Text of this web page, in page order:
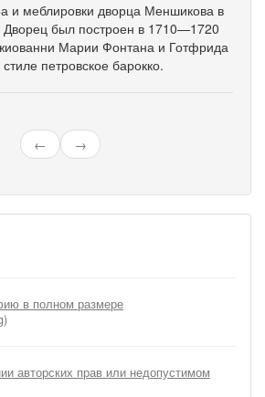
и меблировки дворца Меншикова в
Дворец был построен в 1710—1720
Марии Фонтана и Готфрида
петровское барокко.
← →
в полном размере
авторских прав или недопустимом